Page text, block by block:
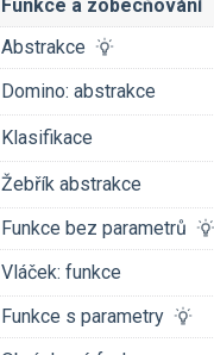
Funkce a zobecňování
Abstrakce
Domino: abstrakce
Klasifikace
Žebřík abstrakce
Funkce bez parametrů
Vláček: funkce
Funkce s parametry